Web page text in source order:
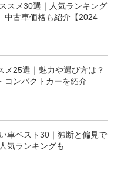
スメ30選｜人気ランキング
中古車価格も紹介【2024
メ25選｜魅力や選び方は？
コンパクトカーを紹介
車ベスト30｜独断と偏見で
気ランキングも